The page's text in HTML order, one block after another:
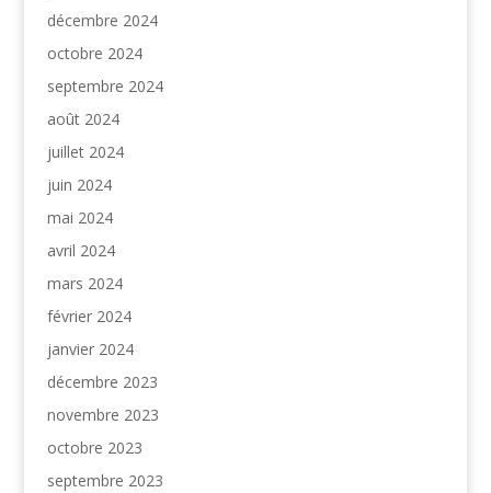
décembre 2024
octobre 2024
septembre 2024
août 2024
juillet 2024
juin 2024
mai 2024
avril 2024
mars 2024
février 2024
janvier 2024
décembre 2023
novembre 2023
octobre 2023
septembre 2023